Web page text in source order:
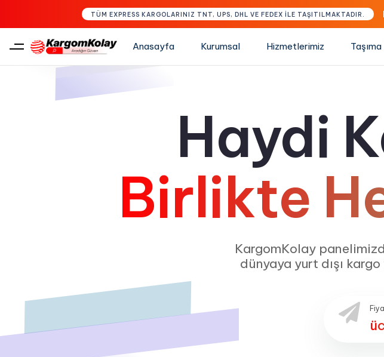
TÜM EXPRESS KARGOLARINIZ TNT, UPS, DHL VE FEDEX İLE TAŞITILMAKTADIR.
Anasayfa Kurumsal Hizmetlerimiz
Haydi
Birlikte
KargomKolay
dünyaya yurt dışı